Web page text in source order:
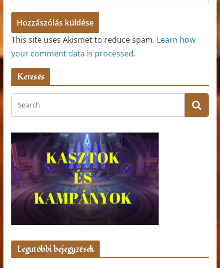
This site uses Akismet to reduce spam. Learn how
your comment data is processed.
Keresés
Legutóbbi bejegyzések